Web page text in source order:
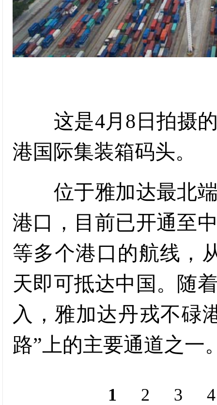
这是4月8日拍摄的
港国际集装箱码头。
位于雅加达最北端
港口，目前已开通至
等多个港口的航线，
天即可抵达中国。随
入，雅加达丹戎不碌
路”上的主要通道之
1 2 3 4